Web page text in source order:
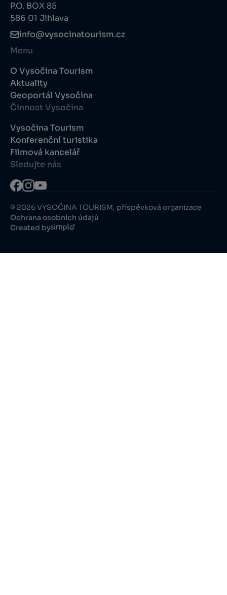
P.O. BOX 85
586 01 Jihlava
info@vysocinatourism.cz
Menu
O Vysočina Tourism
Aktuality
Geoportál Vysočina
Činnost Vysočina
Vysočina Tourism
Konferenční turistika
Filmová kancelář
Sledujte nás
© 2026 VYSOČINA TOURISM, příspěvková organizace
Ochrana osobních údajů
Created by